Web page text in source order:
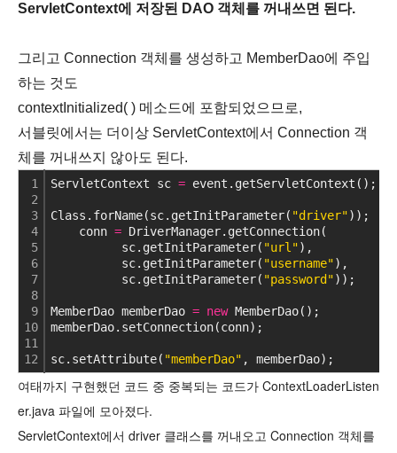
ServletContext에 저장된 DAO 객체를 꺼내쓰면 된다.
그리고 Connection 객체를 생성하고 MemberDao에 주입
하는 것도
contextInitialized( ) 메소드에 포함되었으므로,
서블릿에서는 더이상 ServletContext에서 Connection 객
체를 꺼내쓰지 않아도 된다.
1
2
3
4
5
6
7
8
9
10
11
12
ServletContext sc = event.getServletContext();
Class.forName(sc.getInitParameter( "driver"));
conn = DriverManager.getConnection(
sc.getInitParameter( "url"),
sc.getInitParameter( "username"),
sc.getInitParameter( "password"));
MemberDao memberDao = new MemberDao();
memberDao.setConnection(conn);
sc.setAttribute( "memberDao" , memberDao);
여태까지 구현했던 코드 중 중복되는 코드가 ContextLoaderListen
er.java 파일에 모아졌다.
ServletContext에서 driver 클래스를 꺼내오고 Connection 객체를